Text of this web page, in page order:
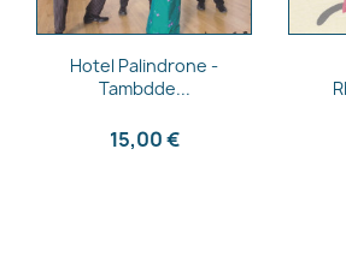
Aperçu rapide
Hotel Palindrone -
Tambdde...
15,00 €